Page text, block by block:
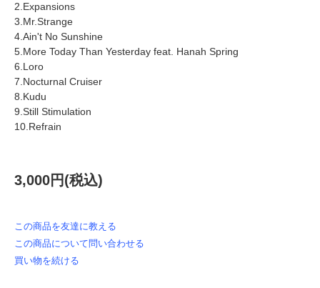
2.Expansions
3.Mr.Strange
4.Ain't No Sunshine
5.More Today Than Yesterday feat. Hanah Spring
6.Loro
7.Nocturnal Cruiser
8.Kudu
9.Still Stimulation
10.Refrain
3,000円(税込)
この商品を友達に教える
この商品について問い合わせる
買い物を続ける